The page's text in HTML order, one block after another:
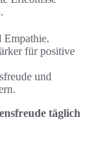
Empathie.
für positive
und
täglich